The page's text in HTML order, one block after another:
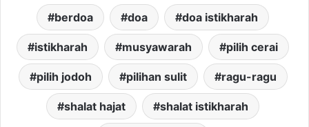
berdoa doa doa istikharah
istikharah musyawarah pilih cerai
pilih jodoh pilihan sulit ragu-ragu
shalat hajat shalat istikharah